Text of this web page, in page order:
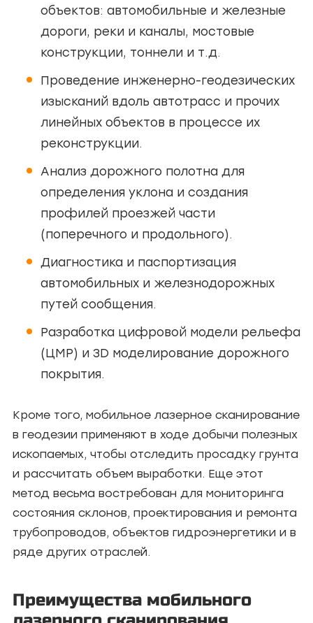
объектов: автомобильные и железные
дороги, реки и каналы, мостовые
конструкции, тоннели и т.д.
Проведение инженерно-геодезических
изысканий вдоль автотрасс и прочих
линейных объектов в процессе их
реконструкции.
Анализ дорожного полотна для
определения уклона и создания
профилей проезжей части
(поперечного и продольного).
Диагностика и паспортизация
автомобильных и железнодорожных
путей сообщения.
Разработка цифровой модели рельефа
(ЦМР) и 3D моделирование дорожного
покрытия.
Кроме того, мобильное лазерное сканирование
в геодезии применяют в ходе добычи полезных
ископаемых, чтобы отследить просадку грунта
и рассчитать объем выработки. Еще этот
метод весьма востребован для мониторинга
состояния склонов, проектирования и ремонта
трубопроводов, объектов гидроэнергетики и в
ряде других отраслей.
Преимущества мобильного